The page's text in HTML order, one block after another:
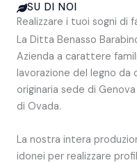
SU DI NOI
Realizzare i tuoi sogni di
La Ditta Benasso
Azienda a carattere
lavorazione del legno da
originaria sede di
di Ovada.
La nostra intera
idonei per realizzare